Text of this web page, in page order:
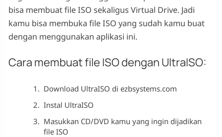
bisa membuat file ISO sekaligus Virtual Drive. Jadi
kamu bisa membuka file ISO yang sudah kamu buat
dengan menggunakan aplikasi ini.
Cara membuat file ISO dengan UltraISO:
Download UltraISO di ezbsystems.com
Instal UltraISO
Masukkan CD/DVD kamu yang ingin dijadikan
file ISO